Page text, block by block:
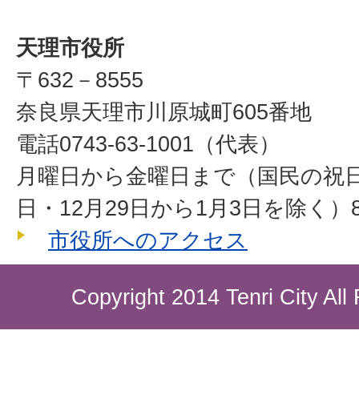
天理市役所
〒632－8555
奈良県天理市川原城町605番地
電話0743-63-1001（代表）
月曜日から金曜日まで（国民の祝
日・12月29日から1月3日を除く
市役所へのアクセス
Copyright 2014 Tenri City All